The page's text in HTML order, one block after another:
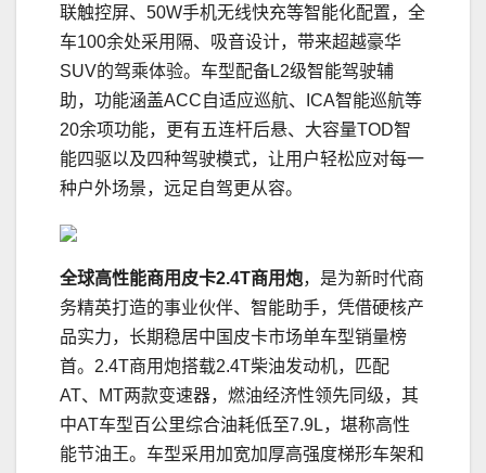
联触控屏、50W手机无线快充等智能化配置，全
车100余处采用隔、吸音设计，带来超越豪华
SUV的驾乘体验。车型配备L2级智能驾驶辅
助，功能涵盖ACC自适应巡航、ICA智能巡航等
20余项功能，更有五连杆后悬、大容量TOD智
能四驱以及四种驾驶模式，让用户轻松应对每一
种户外场景，远足自驾更从容。
全球高性能商用皮卡2.4T商用炮，是为新时代商
务精英打造的事业伙伴、智能助手，凭借硬核产
品实力，长期稳居中国皮卡市场单车型销量榜
首。2.4T商用炮搭载2.4T柴油发动机，匹配
AT、MT两款变速器，燃油经济性领先同级，其
中AT车型百公里综合油耗低至7.9L，堪称高性
能节油王。车型采用加宽加厚高强度梯形车架和